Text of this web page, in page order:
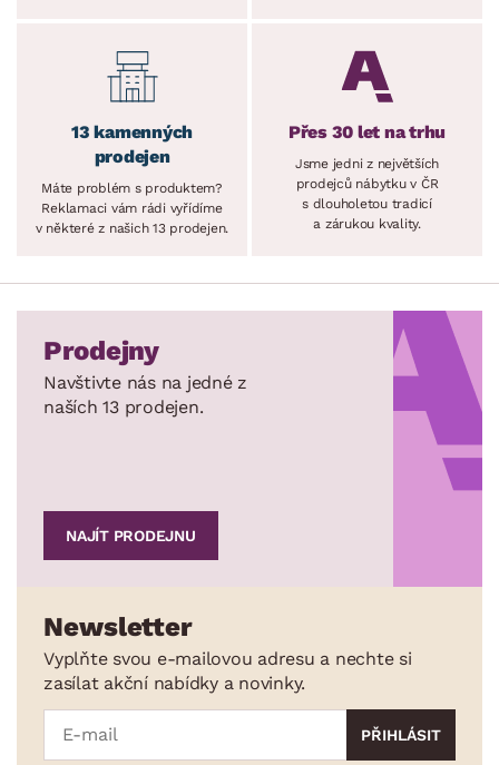
13 kamenných
prodejen
Máte problém s produktem?
Reklamaci vám rádi vyřídíme
v některé z našich 13 prodejen.
Přes 30 let na trhu
Jsme jedni z největších
prodejců nábytku v ČR
s dlouholetou tradicí
a zárukou kvality.
Prodejny
Navštivte nás na jedné z
naších 13 prodejen.
NAJÍT PRODEJNU
Newsletter
Vyplňte svou e-mailovou adresu a nechte si
zasílat akční nabídky a novinky.